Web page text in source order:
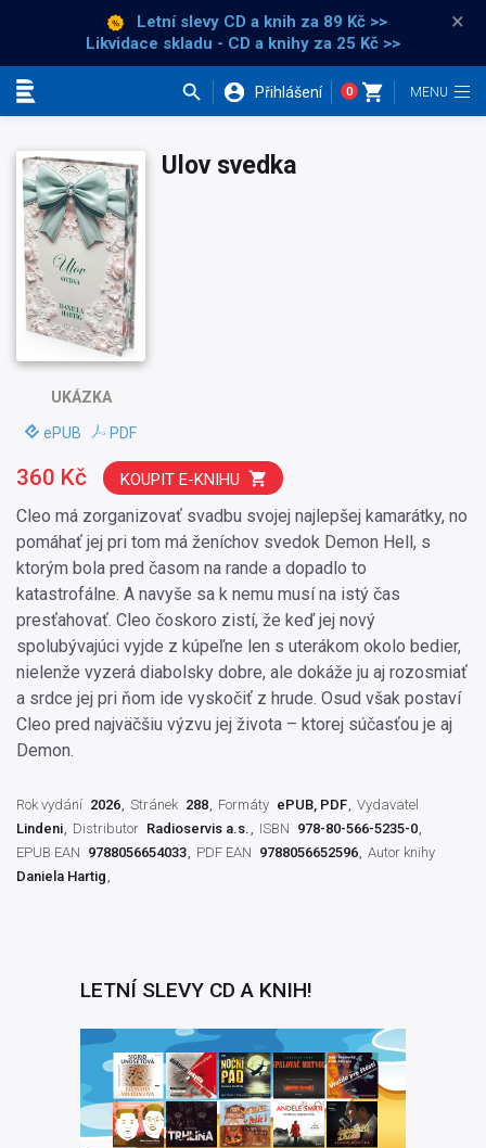
Letní slevy CD a knih za 89 Kč >>
Likvidace skladu - CD a knihy za 25 Kč >>
×
Přihlášení 0
UKÁZKA
ePUB PDF
Ulov svedka
Cleo má zorganizovať svadbu svojej najlepšej kamarátky, no
pomáhať jej pri tom má ženíchov svedok Demon Hell, s
ktorým bola pred časom na rande a dopadlo to
katastrofálne. A navyše sa k nemu musí na istý čas
presťahovať. Cleo čoskoro zistí, že keď jej nový
spolubývajúci vyjde z kúpeľne len s uterákom okolo bedier,
nielenže vyzerá diabolsky dobre, ale dokáže ju aj rozosmiať
a srdce jej pri ňom ide vyskočiť z hrude. Osud však postaví
Cleo pred najväčšiu výzvu jej života – ktorej súčasťou je aj
Demon.
360 Kč KOUPIT E-KNIHU
Rok vydání 2026 Stránek 288 Formáty ePUB, PDF Vydavatel
Lindeni
Distributor Radioservis a.s. ISBN 978-80-566-5235-0
EPUB EAN 9788056654033 PDF EAN 9788056652596 Autor knihy
Daniela Hartig
LETNÍ SLEVY CD A KNIH!